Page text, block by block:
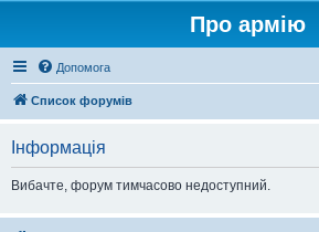
Про армію
Допомога
Список форумів
Інформація
Вибачте, форум тимчасово недоступний.